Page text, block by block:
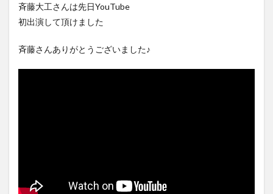
斉藤大工さんは先日YouTube
初出演して頂けました
斉藤さんありがとうございました♪